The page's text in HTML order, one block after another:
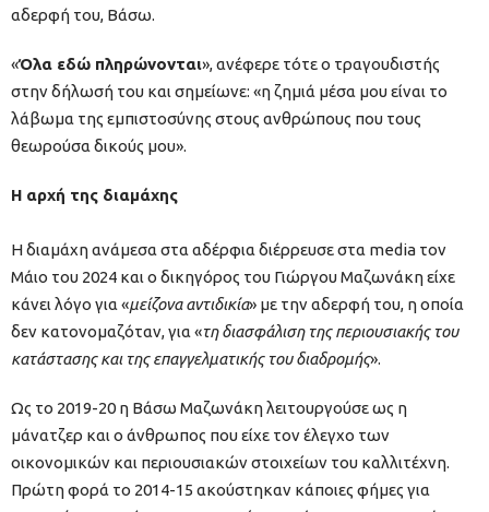
αδερφή του, Βάσω.
«Όλα εδώ πληρώνονται», ανέφερε τότε ο τραγουδιστής
στην δήλωσή του και σημείωνε: «η ζημιά μέσα μου είναι το
λάβωμα της εμπιστοσύνης στους ανθρώπους που τους
θεωρούσα δικούς μου».
Η αρχή της διαμάχης
Η διαμάχη ανάμεσα στα αδέρφια διέρρευσε στα media τον
Μάιο του 2024 και ο δικηγόρος του Γιώργου Μαζωνάκη είχε
κάνει λόγο για «μείζονα αντιδικία» με την αδερφή του, η οποία
δεν κατονομαζόταν, για «τη διασφάλιση της περιουσιακής του
κατάστασης και της επαγγελματικής του διαδρομής».
Ως το 2019-20 η Βάσω Μαζωνάκη λειτουργούσε ως η
μάνατζερ και ο άνθρωπος που είχε τον έλεγχο των
οικονομικών και περιουσιακών στοιχείων του καλλιτέχνη.
Πρώτη φορά το 2014-15 ακούστηκαν κάποιες φήμες για